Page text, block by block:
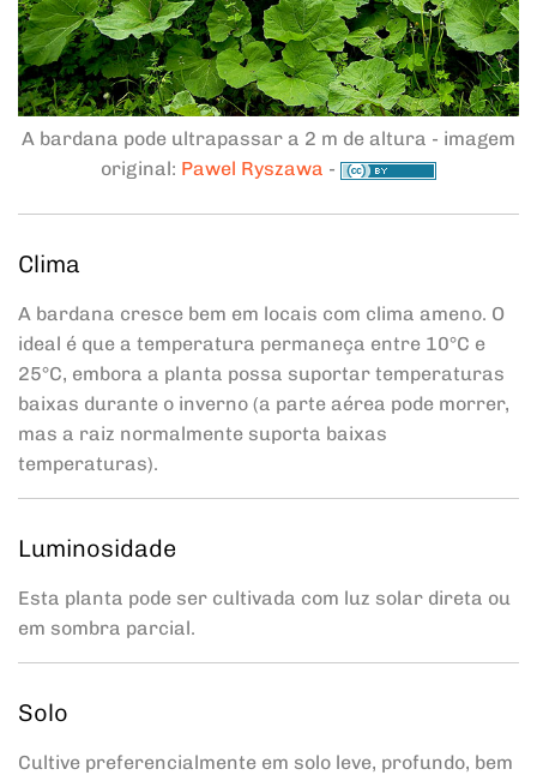
A bardana pode ultrapassar a 2 m de altura - imagem
original: Pawel Ryszawa -
Clima
A bardana cresce bem em locais com clima ameno. O
ideal é que a temperatura permaneça entre 10°C e
25°C, embora a planta possa suportar temperaturas
baixas durante o inverno (a parte aérea pode morrer,
mas a raiz normalmente suporta baixas
temperaturas).
Luminosidade
Esta planta pode ser cultivada com luz solar direta ou
em sombra parcial.
Solo
Cultive preferencialmente em solo leve, profundo, bem